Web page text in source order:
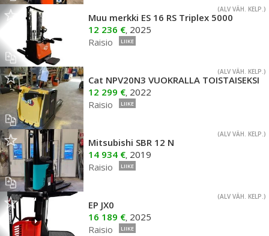
(ALV VÄH. KELP.)
Muu merkki ES 16 RS Triplex 5000
12 236 €, 2025
Raisio
LIIKE
(ALV VÄH. KELP.)
Cat NPV20N3 VUOKRALLA TOISTAISEKSI
12 299 €, 2022
Raisio
LIIKE
(ALV VÄH. KELP.)
Mitsubishi SBR 12 N
14 934 €, 2019
Raisio
LIIKE
(ALV VÄH. KELP.)
EP JX0
16 189 €, 2025
Raisio
LIIKE